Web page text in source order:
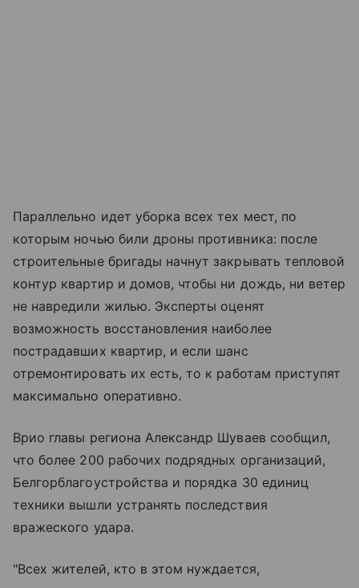
Параллельно идет уборка всех тех мест, по
которым ночью били дроны противника: после
строительные бригады начнут закрывать тепловой
контур квартир и домов, чтобы ни дождь, ни ветер
не навредили жилью. Эксперты оценят
возможность восстановления наиболее
пострадавших квартир, и если шанс
отремонтировать их есть, то к работам приступят
максимально оперативно.
Врио главы региона Александр Шуваев сообщил,
что более 200 рабочих подрядных организаций,
Белгорблагоустройства и порядка 30 единиц
техники вышли устранять последствия
вражеского удара.
"Всех жителей, кто в этом нуждается,